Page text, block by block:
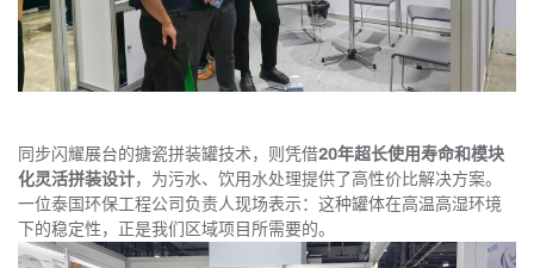
同步闪耀展台的搪瓷拼装罐技术，则凭借20年超长使用寿命和模块
化灵活拼装设计，为污水、饮用水处理提供了高性价比解决方案。
一位泰国环保工程公司负责人现场表示：这种罐体在高温高湿环境
下的稳定性，正是我们区域项目所需要的。